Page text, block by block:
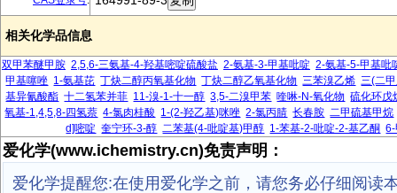
相关化学品信息
双甲苯醚甲胺 2,5,6-三氨基-4-羟基嘧啶硫酸盐 2-氨基-3-甲基吡啶 2-氨基-5-甲基吡
甲基噻唑 1-氨基芘 丁炔二醇丙氧基化物 丁炔二醇乙氧基化物 三苯溴乙烯 三(二
基异氰酸酯 十二氢苯并菲 11-溴-1-十一醇 3,5-二溴甲苯 喹啉-N-氧化物 硫化环戊
氧基-1,4,5,8-四氢萘 4-氯肉桂酸 1-(2-羟乙基)咪唑 2-氯丙腈 长春胺 二甲硫基甲烷
d]嘧啶 奎宁环-3-醇 二苯基(4-吡啶基)甲醇 1-苯基-2-吡啶-2-基乙酮
爱化学(www.ichemistry.cn)免责声明：
爱化学提醒您:在使用爱化学之前，请您务必仔细阅读